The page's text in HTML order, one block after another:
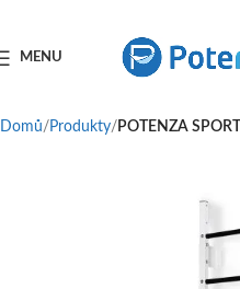
MENU
Domů Produkty POTENZA SPORT